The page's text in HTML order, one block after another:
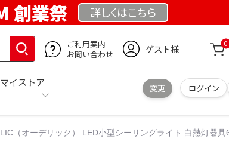
創業祭 詳しくはこちら
ご利用案内
お問い合わせ
ゲスト様 0
マイストア
変更 ログイン
（オーデリック） LED小型シーリングライト 白熱灯器具